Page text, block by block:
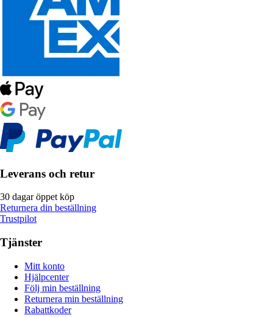
Leverans och retur
30 dagar öppet köp
Returnera din beställning
Trustpilot
Tjänster
Mitt konto
Hjälpcenter
Följ min beställning
Returnera min beställning
Rabattkoder